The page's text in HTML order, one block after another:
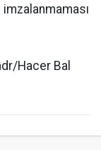
Hacer Bal